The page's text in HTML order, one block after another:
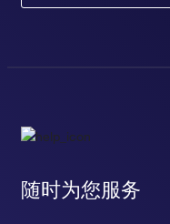
随时为您服务